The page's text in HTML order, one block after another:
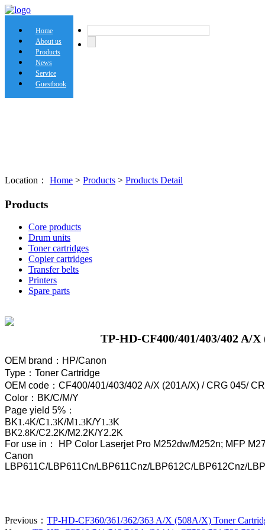
Home
About us
Products
News
Service
Guestbook
Location： Home > Products > Products Detail
Products
Core products
Drum units
Toner cartridges
Copier cartridges
Transfer belts
Printers
Spare parts
TP-HD-CF400/401/403/402 A/
OEM brand ： HP/Canon
Type ： Toner Cartridge
OEM code ： CF400/401/403/402 A/X (201A/X) / CRG 045/
Color ： BK/C/M/Y
Page yield 5% ：
BK1.4K/C1.3K/M1.3K/Y1.3K
BK2.8K/C2.2K/M2.2K/Y2.2K
For use in ：
HP Color Laserjet Pro M252dw/M252n; MFP
Canon
LBP611C/LBP611Cn/LBP611Cnz/LBP612C/LBP612Cnz/
Previous： TP-HD-CF360/361/362/363 A/X (508A/X) Toner